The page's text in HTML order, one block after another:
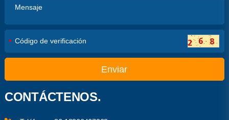
*
Enviar
CONTÁCTENOS.